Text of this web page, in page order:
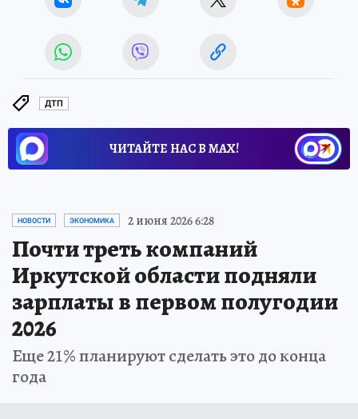
ДТП
ЧИТАЙТЕ НАС В МАХ!
НОВОСТИ ЭКОНОМИКА 2 июня 2026 6:28
Почти треть компаний
Иркутской области подняли
зарплаты в первом полугодии
2026
Еще 21% планируют сделать это до конца
года